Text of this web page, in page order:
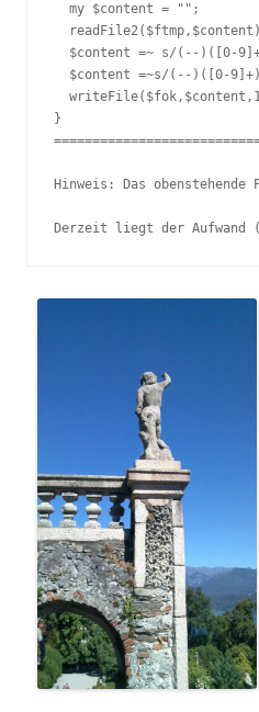
  my $content = "";
$content =~ s/(--)([0-
$content =~s/(--)([0-
}
Hinweis: Das
Derzeit liegt der Aufwand